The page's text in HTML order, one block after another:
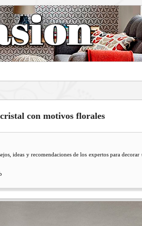
con motivos florales
ideas y recomendaciones de los expertos para